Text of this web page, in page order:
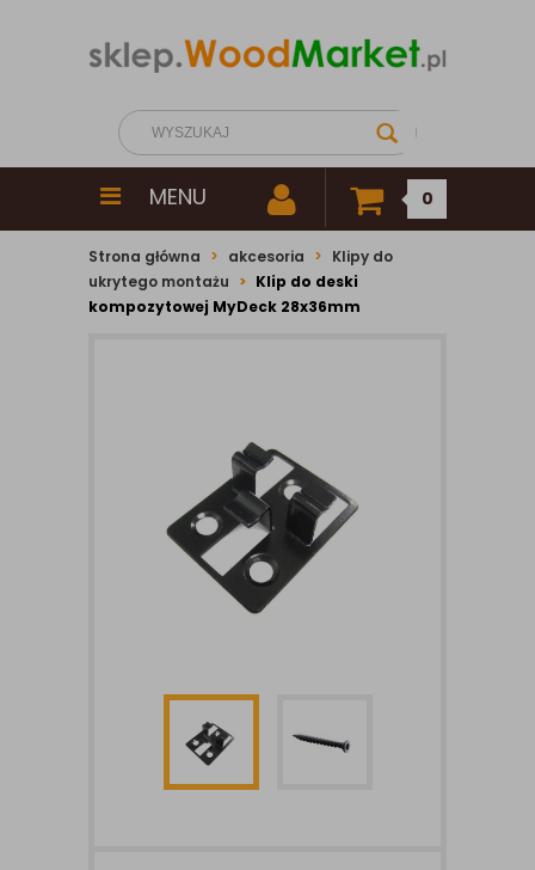
MENU 0
Strona główna akcesoria
Klipy do
ukrytego montażu
Klip do deski
kompozytowej MyDeck 28x36mm